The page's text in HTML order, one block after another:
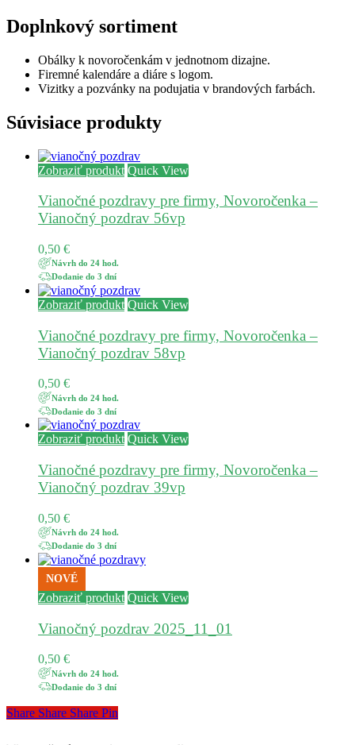
Doplnkový sortiment
Obálky k novoročenkám v jednotnom dizajne.
Firemné kalendáre a diáre s logom.
Vizitky a pozvánky na podujatia v brandových farbách.
Súvisiace produkty
Zobraziť produkt Quick View
Vianočné pozdravy pre firmy, Novoročenka –
Vianočný pozdrav 56vp
0,50 €
Návrh do 24 hod.
Dodanie do 3 dní
Zobraziť produkt Quick View
Vianočné pozdravy pre firmy, Novoročenka –
Vianočný pozdrav 58vp
0,50 €
Návrh do 24 hod.
Dodanie do 3 dní
Zobraziť produkt Quick View
Vianočné pozdravy pre firmy, Novoročenka –
Vianočný pozdrav 39vp
0,50 €
Návrh do 24 hod.
Dodanie do 3 dní
NOVÉ
Zobraziť produkt Quick View
Vianočný pozdrav 2025_11_01
0,50 €
Návrh do 24 hod.
Dodanie do 3 dní
Share
Share Share Share Pin